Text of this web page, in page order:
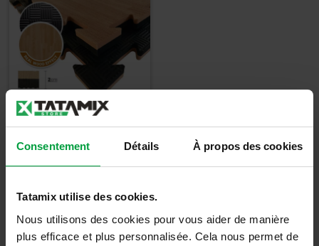
Consentement Détails À propos des cookies
Tatamix utilise des cookies.
Nous utilisons des cookies pour vous aider de manière
plus efficace et plus personnalisée. Cela nous permet de
Epaisseur 2cm -
W20P
30,50€
36,60 €TTC